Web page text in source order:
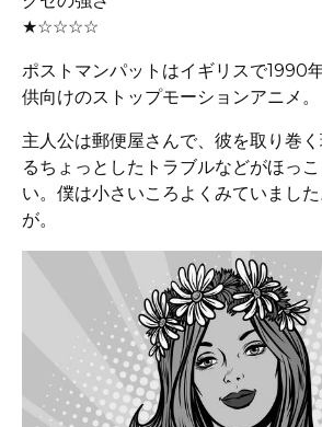
★☆☆☆☆
ポストマンパットはイギリスで1990
供向けのストップモーションアニメ。
主人公は郵便屋さんで、彼を取り巻
るちょっとしたトラブルなどがほっ
い。僕は小さいころよくみていまし
が。